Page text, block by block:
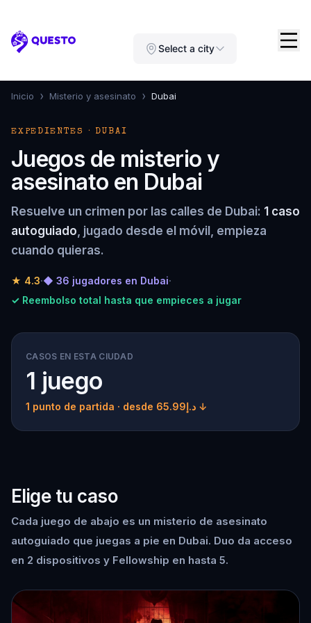
Questo Select a city
Inicio › Misterio y asesinato › Dubai
EXPEDIENTES · DUBAI
Juegos de misterio y
asesinato en Dubai
Resuelve un crimen por las calles de Dubai: 1 caso
autoguiado, jugado desde el móvil, empieza
cuando quieras.
★ 4.3·◆ 36 jugadores en Dubai·
✓ Reembolso total hasta que empieces a jugar
CASOS EN ESTA CIUDAD
1 juego
1 punto de partida · desde د.إ65.99 ↓
Elige tu caso
Cada juego de abajo es un misterio de asesinato
autoguiado que juegas a pie en Dubai. Duo da acceso
en 2 dispositivos y Fellowship en hasta 5.